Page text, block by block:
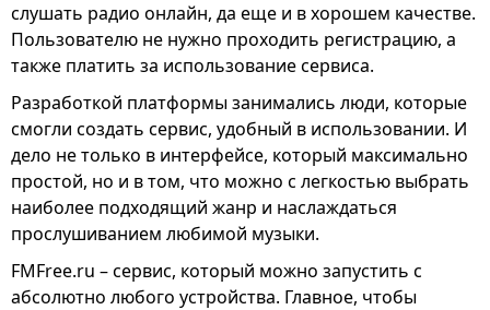
слушать радио онлайн, да еще и в хорошем качестве.
Пользователю не нужно проходить регистрацию, а
также платить за использование сервиса.
Разработкой платформы занимались люди, которые
смогли создать сервис, удобный в использовании. И
дело не только в интерфейсе, который максимально
простой, но и в том, что можно с легкостью выбрать
наиболее подходящий жанр и наслаждаться
прослушиванием любимой музыки.
FMFree.ru – сервис, который можно запустить с
абсолютно любого устройства. Главное, чтобы